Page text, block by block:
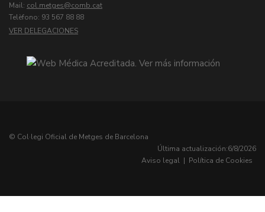
Mail: col.metges
Telèfono: 93 567 88 88
VER DELEGACIONES
© Col·legi Oficial de Metges de Barcelona
Última actualización:6/8/2026
Aviso legal | Política de Cookies